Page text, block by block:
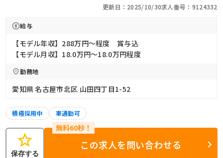
更新日：2025/10/30求人番号：9124332
給与
【モデル年収】288万円〜程度 賞与込
【モデル月収】18.0万円〜18.0万円程度
勤務地
愛知県 名古屋市北区 山田四丁目1-52
積極採用中 車通勤可
star
保存する
この求人を問い合わせる